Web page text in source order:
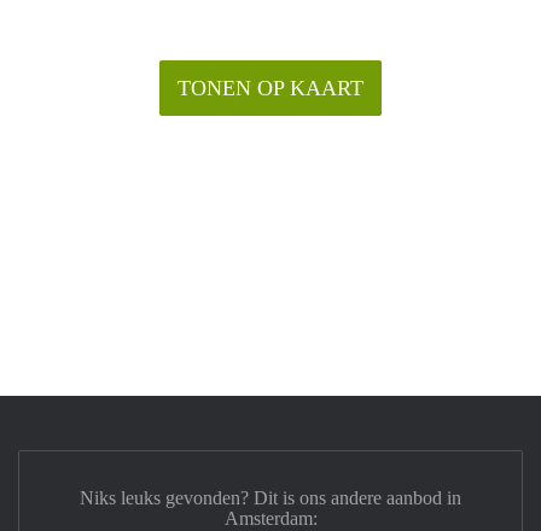
TONEN OP KAART
Niks leuks gevonden? Dit is ons andere aanbod in
Amsterdam: